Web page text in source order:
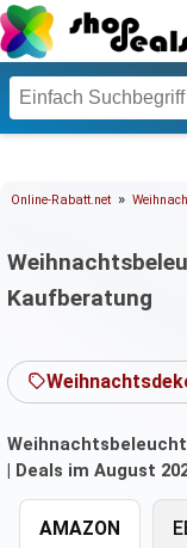
Online-Rabatt.net »
Kaufberatung
| Deals im August
AMAZON